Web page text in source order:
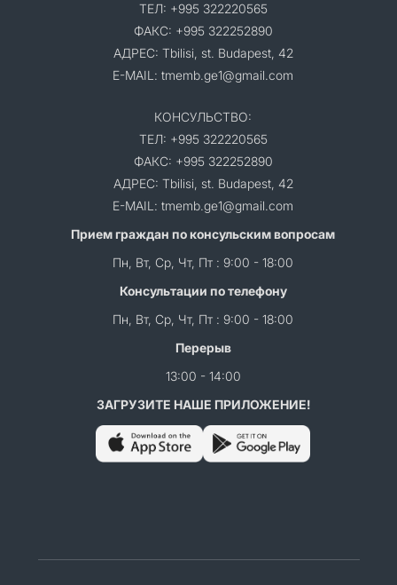
ТЕЛ: +995 322220565
ФАКС: +995 322252890
АДРЕС: Tbilisi, st. Budapest, 42
E-MAIL: tmemb.ge1@gmail.com
КОНСУЛЬСТВО:
ТЕЛ: +995 322220565
ФАКС: +995 322252890
АДРЕС: Tbilisi, st. Budapest, 42
E-MAIL: tmemb.ge1@gmail.com
Прием граждан по консульским вопросам
Пн, Вт, Ср, Чт, Пт : 9:00 - 18:00
Консультации по телефону
Пн, Вт, Ср, Чт, Пт : 9:00 - 18:00
Перерыв
13:00 - 14:00
ЗАГРУЗИТЕ НАШЕ ПРИЛОЖЕНИЕ!